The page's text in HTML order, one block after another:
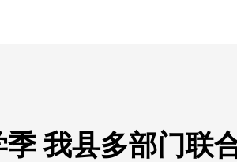
我县多部门联